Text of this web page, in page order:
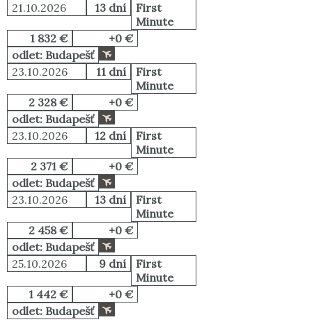
21.10.2026
13 dní
First
Minute
1 832 €
+0 €
odlet: Budapešť
23.10.2026
11 dní
First
Minute
2 328 €
+0 €
odlet: Budapešť
23.10.2026
12 dní
First
Minute
2 371 €
+0 €
odlet: Budapešť
23.10.2026
13 dní
First
Minute
2 458 €
+0 €
odlet: Budapešť
25.10.2026
9 dní
First
Minute
1 442 €
+0 €
odlet: Budapešť